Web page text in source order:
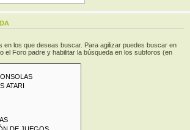
en los que deseas buscar. Para agilizar puedes buscar en
el Foro padre y habilitar la búsqueda en los subforos (en